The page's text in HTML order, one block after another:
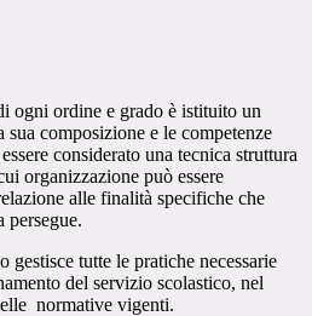
ogni ordine e grado è istituito un
composizione e le competenze
considerato una tecnica struttura
organizzazione può essere
alle finalità specifiche che
persegue.
gestisce tutte le pratiche necessarie
del servizio scolastico, nel
normative vigenti.